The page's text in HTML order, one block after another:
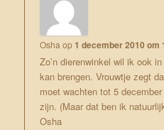
Osha op 1 december 2010 om
Zo’n dierenwinkel wil ik ook
kan brengen. Vrouwtje zegt
moet wachten tot 5
zijn. (Maar dat ben ik
Osha